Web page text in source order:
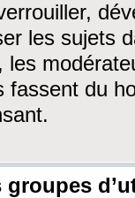
les sujets
les
fassent du
groupes